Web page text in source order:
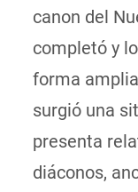
canon del
completó y
forma
surgió una
presenta
diáconos,